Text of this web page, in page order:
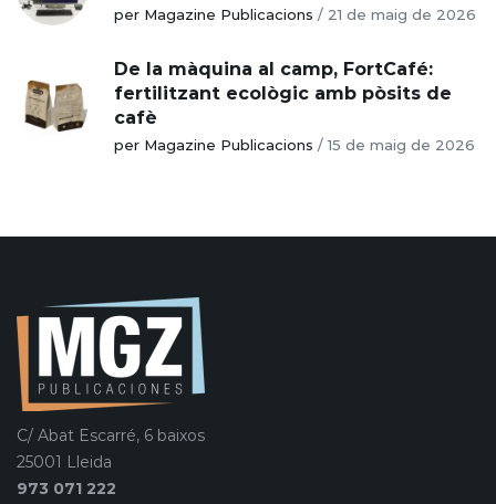
per Magazine Publicacions / 21 de maig de 2026
De la màquina al camp, FortCafé:
fertilitzant ecològic amb pòsits de
cafè
per Magazine Publicacions /15 de maig de 2026
C/ Abat Escarré, 6 baixos
25001 Lleida
973 071 222